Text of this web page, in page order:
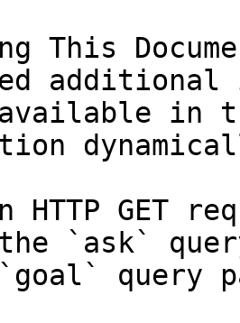
This
in
HTTP GET
`ask`
query